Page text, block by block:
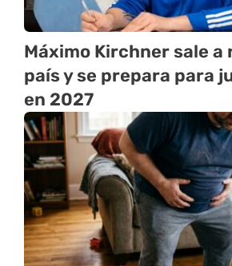
Máximo Kirchner sale a
país y se prepara para
en 2027